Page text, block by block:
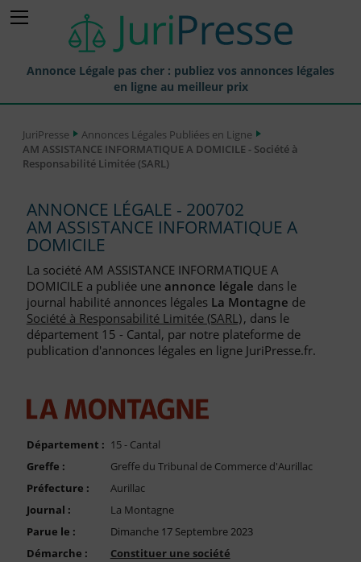
Annonce Légale pas cher : publiez vos annonces légales
en ligne au meilleur prix
Annonces Légales Publiées
Journaux Habilités (JAL) Annonces Légales
Départements pour la Publication d'Annonces Légales
Liste des Greffes
Liste des CCI
Le Blog pour les Entreprises
Nous Contacter
JuriPresse
Annonces Légales Publiées en Ligne
AM ASSISTANCE INFORMATIQUE A DOMICILE - Société à
Responsabilité Limitée (SARL)
ANNONCE LÉGALE - 200702
AM ASSISTANCE INFORMATIQUE A
DOMICILE
La société AM ASSISTANCE INFORMATIQUE A
DOMICILE a publiée une annonce légale dans le
journal habilité annonces légales La Montagne de
Société à Responsabilité Limitée (SARL), dans le
département 15 - Cantal, par notre plateforme de
publication d'annonces légales en ligne JuriPresse.fr.
Département : 15 - Cantal
Greffe :
Greffe du Tribunal de Commerce d'Aurillac
Préfecture :
Aurillac
Journal :
La Montagne
Parue le :
Dimanche 17 Septembre 2023
Démarche :
Constituer une société